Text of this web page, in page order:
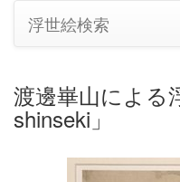
浮世絵検索
渡邊崋山による
shinseki」